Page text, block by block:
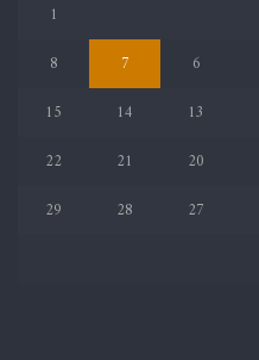
1
6
7
8
13
14
15
20
21
22
27
28
29